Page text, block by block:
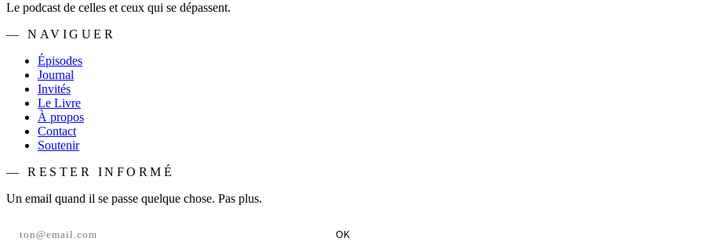
Le podcast de celles et ceux qui se dépassent.
— NAVIGUER
Épisodes
Journal
Invités
Le Livre
À propos
Contact
Soutenir
— RESTER INFORMÉ
Un email quand il se passe quelque chose. Pas plus.
OK